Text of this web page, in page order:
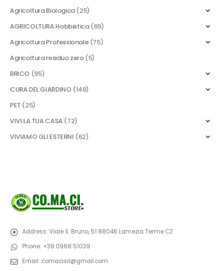
Agricoltura Biologica (25)
AGRICOLTURA Hobbistica (69)
Agricoltura Professionale (75)
Agricoltura residuo zero (5)
BRICO (95)
CURA DEL GIARDINO (148)
PET (25)
VIVI LA TUA CASA (72)
VIVIAMO GLI ESTERNI (62)
Address: Viale S. Bruno, 51 88046 Lamezia Terme CZ
Phone: +39 0968 51039
Email: comacisrl@gmail.com